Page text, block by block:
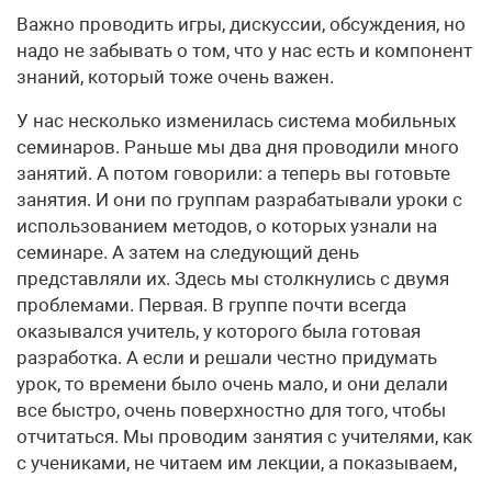
Важно проводить игры, дискуссии, обсуждения, но
надо не забывать о том, что у нас есть и компонент
знаний, который тоже очень важен.
У нас несколько изменилась система мобильных
семинаров. Раньше мы два дня проводили много
занятий. А потом говорили: а теперь вы готовьте
занятия. И они по группам разрабатывали уроки с
использованием методов, о которых узнали на
семинаре. А затем на следующий день
представляли их. Здесь мы столкнулись с двумя
проблемами. Первая. В группе почти всегда
оказывался учитель, у которого была готовая
разработка. А если и решали честно придумать
урок, то времени было очень мало, и они делали
все быстро, очень поверхностно для того, чтобы
отчитаться. Мы проводим занятия с учителями, как
с учениками, не читаем им лекции, а показываем,